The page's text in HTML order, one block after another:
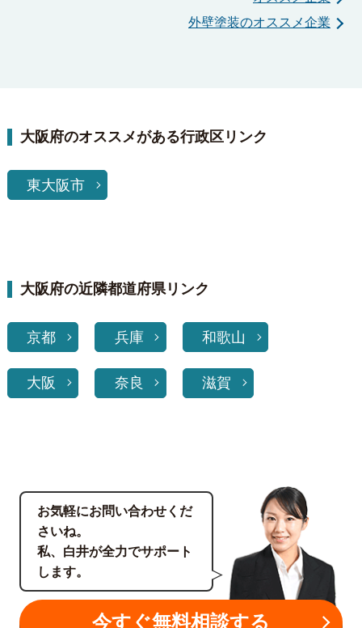
外壁塗装のオススメ企業
大阪府のオススメがある行政区リンク
東大阪市
大阪府の近隣都道府県リンク
京都 兵庫 和歌山
大阪 奈良 滋賀
お気軽にお問い合わせくだ
さいね。
私、白井が全力でサポート
します。
今すぐ無料相談する